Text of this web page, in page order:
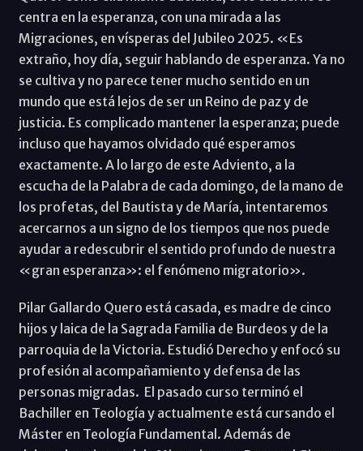
centra en la esperanza, con una mirada a las
Migraciones, en vísperas del Jubileo 2025. «Es
extraño, hoy día, seguir hablando de esperanza. Ya no
se cultiva y no parece tener mucho sentido en un
mundo que está lejos de ser un Reino de paz y de
justicia. Es complicado mantener la esperanza; puede
incluso que hayamos olvidado qué esperamos
exactamente. A lo largo de este Adviento, a la
escucha de la Palabra de cada domingo, de la mano de
los profetas, del Bautista y de María, intentaremos
acercarnos a un signo de los tiempos que nos puede
ayudar a redescubrir el sentido profundo de nuestra
«gran esperanza»: el fenómeno migratorio».
Pilar Gallardo Quero está casada, es madre de cinco
hijos y laica de la Sagrada Familia de Burdeos y de la
parroquia de la Victoria. Estudió Derecho y enfocó su
profesión al acompañamiento y defensa de las
personas migradas. El pasado curso terminó el
Bachiller en Teología y actualmente está cursando el
Máster en Teología Fundamental. Además de